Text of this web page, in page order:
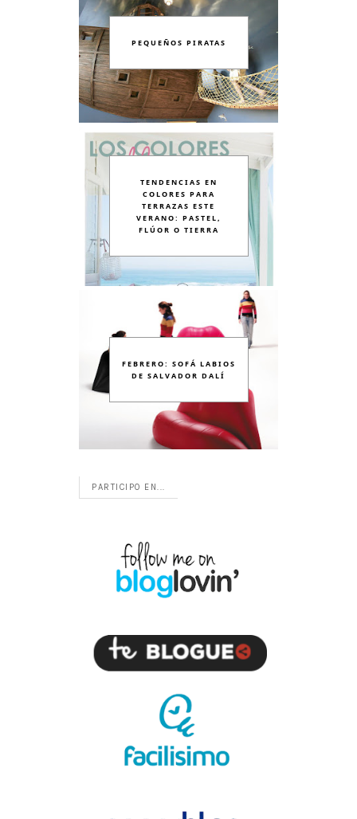
PEQUEÑOS PIRATAS
TENDENCIAS EN
COLORES PARA
TERRAZAS ESTE
VERANO: PASTEL,
FLÚOR O TIERRA
FEBRERO: SOFÁ LABIOS
DE SALVADOR DALÍ
PARTICIPO EN...